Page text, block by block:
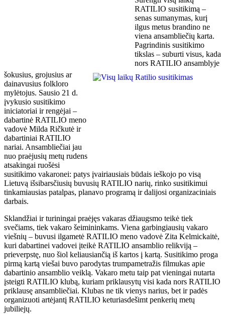
RATILIO susitikimą –
senas sumanymas, kurį
ilgus metus brandino ne
viena ansambliečių karta.
Pagrindinis susitikimo
tikslas – suburti visus, kada
nors RATILIO ansamblyje
šokusius, grojusius ar
dainavusius folkloro
mylėtojus. Sausio 21 d.
įvykusio susitikimo
iniciatoriai ir rengėjai –
dabartinė RATILIO meno
vadovė Milda Ričkutė ir
dabartiniai RATILIO
nariai. Ansambliečiai jau
nuo praėjusių metų rudens
atsakingai ruošėsi
susitikimo vakaronei: patys įvairiausiais būdais ieškojo po visą
Lietuvą išsibarsčiusių buvusių RATILIO narių, rinko susitikimui
tinkamiausias patalpas, planavo programą ir dalijosi organizaciniais
darbais.
Sklandžiai ir turiningai praėjęs vakaras džiaugsmo teikė tiek
svečiams, tiek vakaro šeimininkams. Viena garbingiausių vakaro
viešnių – buvusi ilgametė RATILIO meno vadovė Zita Kelmickaitė,
kuri dabartinei vadovei įteikė RATILIO ansamblio relikviją –
prieverpstę, nuo šiol keliausiančią iš kartos į kartą. Susitikimo proga
pirmą kartą viešai buvo parodytas trumpametražis filmukas apie
dabartinio ansamblio veiklą. Vakaro metu taip pat vieningai nutarta
įsteigti RATILIO klubą, kuriam priklausytų visi kada nors RATILIO
priklausę ansambliečiai. Klubas ne tik vienys narius, bet ir padės
organizuoti artėjantį RATILIO keturiasdešimt penkerių metų
jubiliejų.